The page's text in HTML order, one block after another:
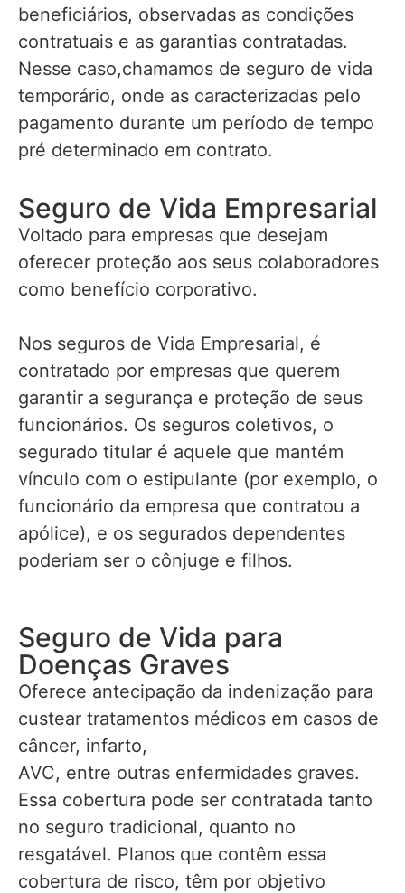
beneficiários, observadas as condições
contratuais e as garantias contratadas.
Nesse caso,chamamos de seguro de vida
temporário, onde as caracterizadas pelo
pagamento durante um período de tempo
pré determinado em contrato.
Seguro de Vida Empresarial
Voltado para empresas que desejam
oferecer proteção aos seus colaboradores
como benefício corporativo.
Nos seguros de Vida Empresarial, é
contratado por empresas que querem
garantir a segurança e proteção de seus
funcionários. Os seguros coletivos, o
segurado titular é aquele que mantém
vínculo com o estipulante (por exemplo, o
funcionário da empresa que contratou a
apólice), e os segurados dependentes
poderiam ser o cônjuge e filhos.
Seguro de Vida para
Doenças Graves
Oferece antecipação da indenização para
custear tratamentos médicos em casos de
câncer, infarto,
AVC, entre outras enfermidades graves.
Essa cobertura pode ser contratada tanto
no seguro tradicional, quanto no
resgatável. Planos que contêm essa
cobertura de risco, têm por objetivo